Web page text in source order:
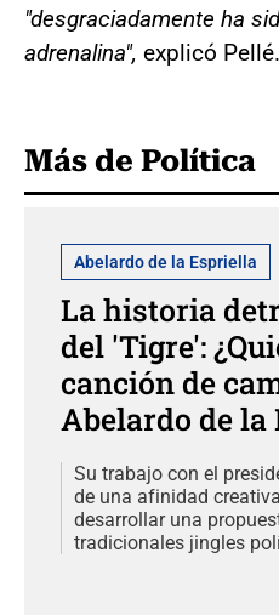
"desgraciadamente ha
adrenalina", explicó Pellé.
Más de Política
Abelardo de la Espriella
La historia
del 'Tigre':
canción de
Abelardo de la
Su trabajo con el
de una afinidad
desarrollar una
tradicionales jingles